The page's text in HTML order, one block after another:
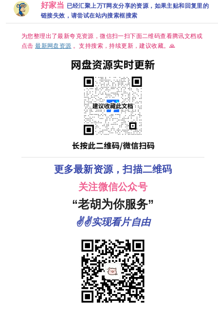
文字幕】
【13.7G】惊
幕
[12.2G]
载
好家当 已经汇聚上万T网友分享的资源，如果主贴和回复里的
链接失效，请尝试在站内搜索框搜索
为您整理出了最新夸克资源，微信扫一扫下面二维码查看腾讯文档或
点击最新网盘资源 。支持搜索，持续更新，建议收藏。🙏
更多最新资源，扫描二维码
关注微信公众号
“老胡为你服务”
✌✌实现看片自由